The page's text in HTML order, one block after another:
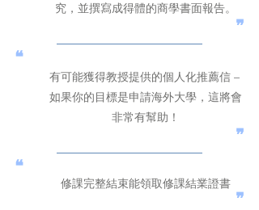
究，並撰寫成得體的商學書面報告。
❞
———————————————
❝
有可能獲得教授提供的個人化推薦信 –
如果你的目標是申請海外大學，這將會
非常有幫助！
❞
———————————————
❝
修課完整結束能領取修課結業證書
❞